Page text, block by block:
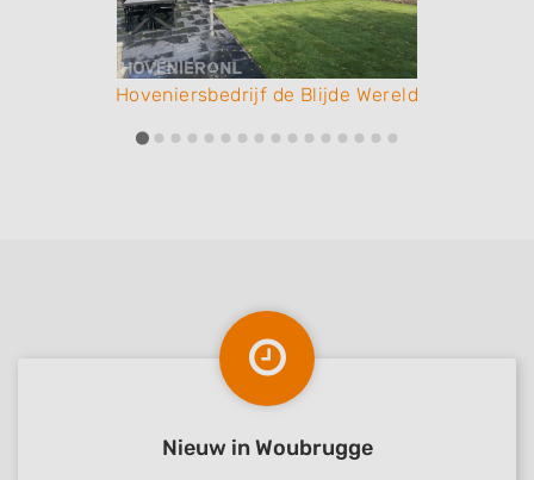
Hoveniersbedrijf de Blijde Wereld
Nieuw in Woubrugge